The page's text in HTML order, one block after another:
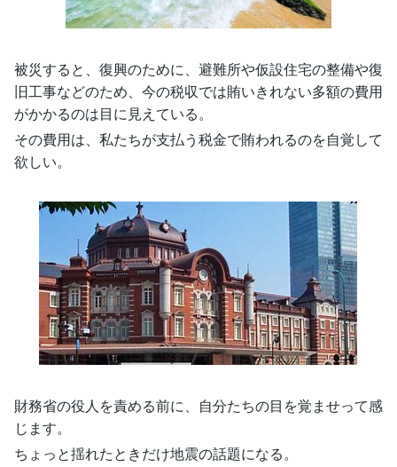
被災すると、復興のために、避難所や仮設住宅の整備や復
旧工事などのため、今の税収では賄いきれない多額の費用
がかかるのは目に見えている。
その費用は、私たちが支払う税金で賄われるのを自覚して
欲しい。
財務省の役人を責める前に、自分たちの目を覚ませって感
じます。
ちょっと揺れたときだけ地震の話題になる。